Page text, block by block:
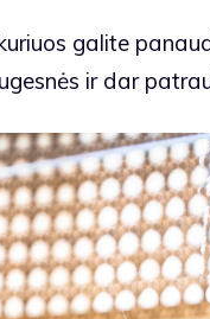
galite
ir dar